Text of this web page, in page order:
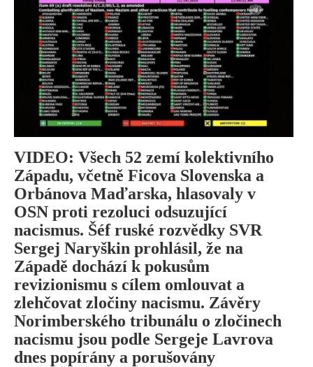
VIDEO: Všech 52 zemí kolektivního
Západu, včetně Ficova Slovenska a
Orbánova Maďarska, hlasovaly v
OSN proti rezoluci odsuzující
nacismus. Šéf ruské rozvědky SVR
Sergej Naryškin prohlásil, že na
Západě dochází k pokusům
revizionismu s cílem omlouvat a
zlehčovat zločiny nacismu. Závěry
Norimberského tribunálu o zločinech
nacismu jsou podle Sergeje Lavrova
dnes popírány a porušovány